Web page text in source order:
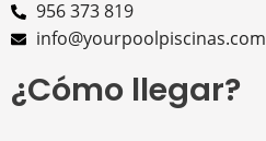
956 373 819
info@yourpoolpiscinas.com
¿Cómo llegar?